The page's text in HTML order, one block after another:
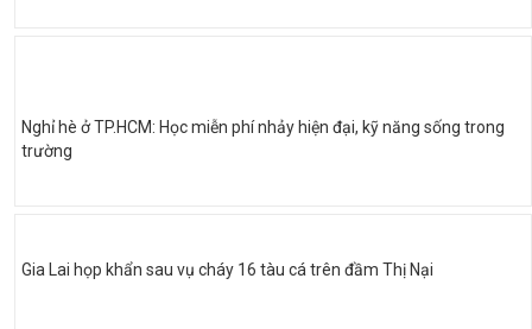
Nghỉ hè ở TP.HCM: Học miễn phí nhảy hiện đại, kỹ năng sống trong
trường
Gia Lai họp khẩn sau vụ cháy 16 tàu cá trên đầm Thị Nại